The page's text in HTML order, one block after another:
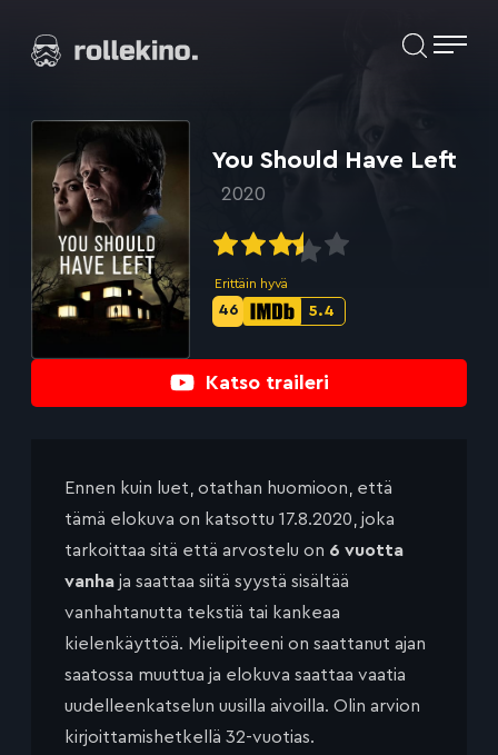
suoraan
Elokuvat ja elokuva-arviot | Rollekino.fi
Katso traileri
You Should Have Left
2020
Erittäin hyvä
IMDb-
5.4
Metascore-
46
Ennen kuin luet, otathan huomioon, että
tämä elokuva on katsottu 17.8.2020, joka
tarkoittaa sitä että arvostelu on 6 vuotta
vanha ja saattaa siitä syystä sisältää
vanhahtanutta tekstiä tai kankeaa
kielenkäyttöä. Mielipiteeni on saattanut ajan
saatossa muuttua ja elokuva saattaa vaatia
uudelleenkatselun uusilla aivoilla. Olin arvion
kirjoittamishetkellä 32-vuotias.